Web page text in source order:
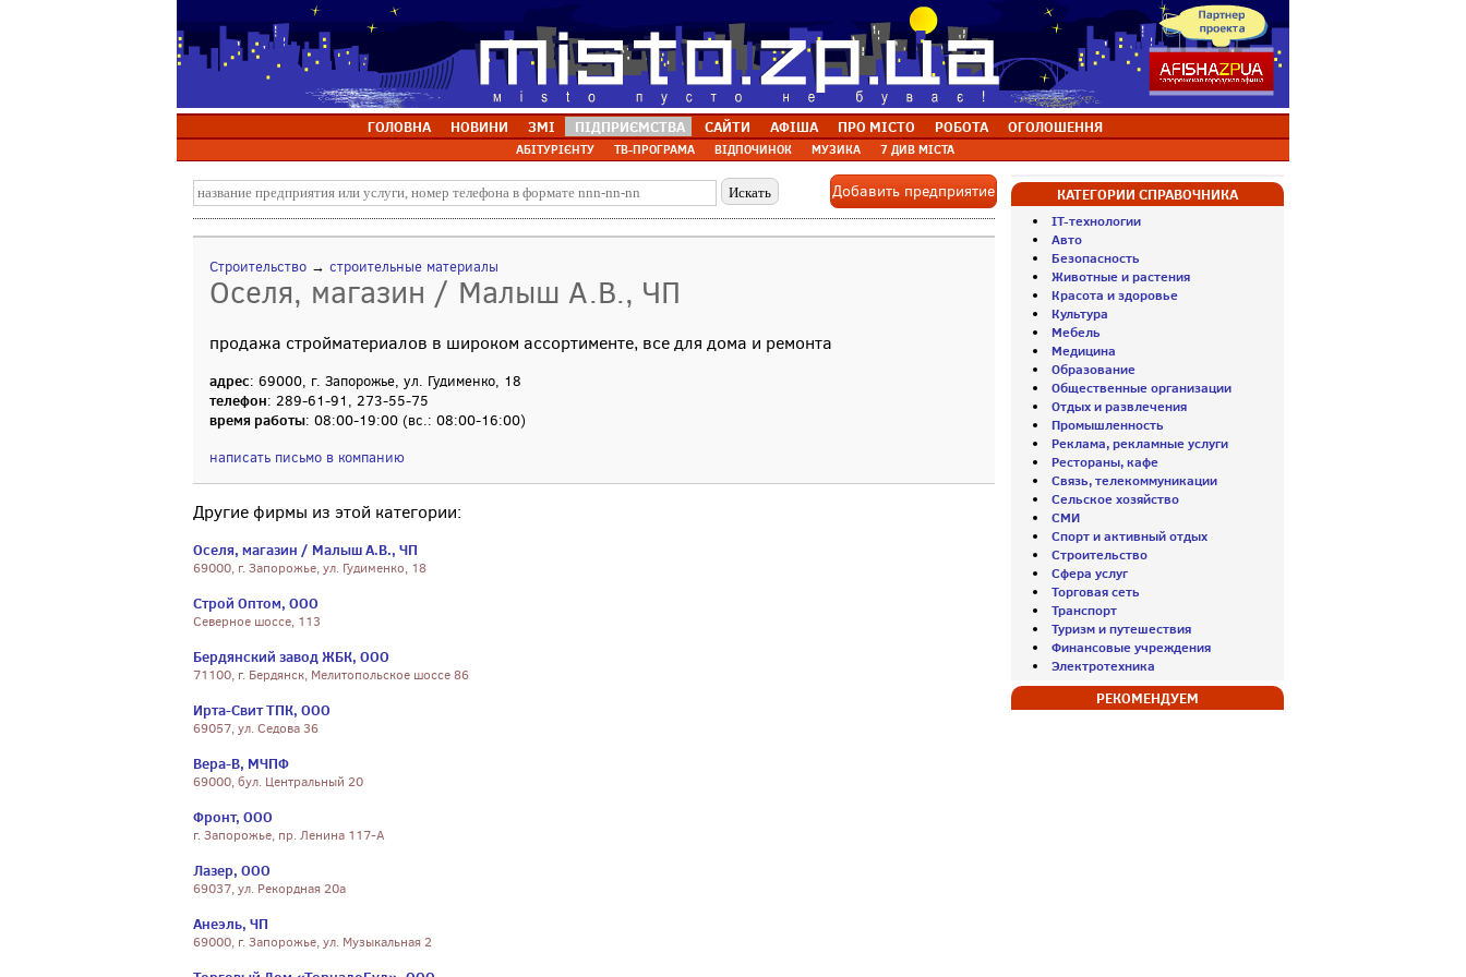
ГОЛОВНА НОВИНИ ЗМІ ПІДПРИЄМСТВА САЙТИ АФІША ПРО МІСТО РОБОТА ОГОЛОШЕННЯ
АБІТУРІЄНТУ ТВ-ПРОГРАМА ВІДПОЧИНОК МУЗИКА 7 ДИВ МІСТА
Добавить предприятие
Строительство → строительные материалы
Оселя, магазин / Малыш А.В., ЧП
продажа стройматериалов в широком ассортименте, все для дома и ремонта
адрес: 69000, г. Запорожье, ул. Гудименко, 18
телефон: 289-61-91, 273-55-75
время работы: 08:00-19:00 (вс.: 08:00-16:00)
написать письмо в компанию
Другие фирмы из этой категории:
Оселя, магазин / Малыш А.В., ЧП
69000, г. Запорожье, ул. Гудименко, 18
Строй Оптом, ООО
Северное шоссе, 113
Бердянский завод ЖБК, ООО
71100, г. Бердянск, Мелитопольское шоссе 86
Ирта-Свит ТПК, ООО
69057, ул. Седова 36
Вера-В, МЧПФ
69000, бул. Центральный 20
Фронт, ООО
г. Запорожье, пр. Ленина 117-А
Лазер, ООО
69037, ул. Рекордная 20а
Анеэль, ЧП
69000, г. Запорожье, ул. Музыкальная 2
КАТЕГОРИИ СПРАВОЧНИКА
IT-технологии
Авто
Безопасность
Животные и растения
Красота и здоровье
Культура
Мебель
Медицина
Образование
Общественные организации
Отдых и развлечения
Промышленность
Реклама, рекламные услуги
Рестораны, кафе
Связь, телекоммуникации
Сельское хозяйство
СМИ
Спорт и активный отдых
Строительство
Сфера услуг
Торговая сеть
Транспорт
Туризм и путешествия
Финансовые учреждения
Электротехника
РЕКОМЕНДУЕМ